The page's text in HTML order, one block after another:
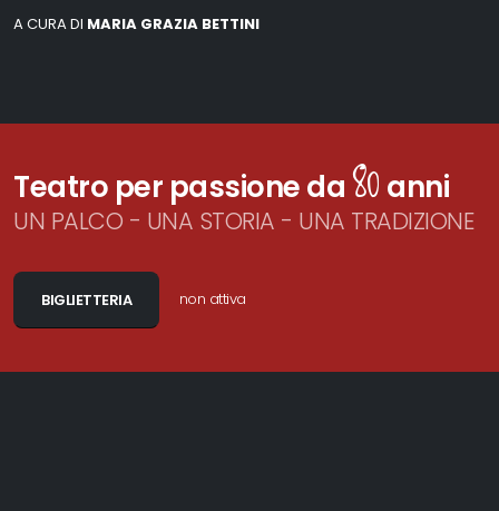
A CURA DI MARIA GRAZIA BETTINI
Teatro per passione da80 anni
UN PALCO - UNA STORIA - UNA TRADIZIONE
BIGLIETTERIA non attiva